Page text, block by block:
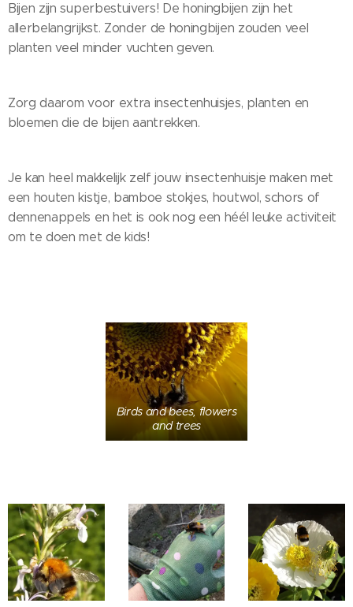
Bijen zijn superbestuivers! De honingbijen zijn het
allerbelangrijkst. Zonder de honingbijen zouden veel
planten veel minder vuchten geven.
Zorg daarom voor extra insectenhuisjes, planten en
bloemen die de bijen aantrekken.
Je kan heel makkelijk zelf jouw insectenhuisje maken met
een houten kistje, bamboe stokjes, houtwol, schors of
dennenappels en het is ook nog een héél leuke activiteit
om te doen met de kids!
Birds and bees, flowers
and trees